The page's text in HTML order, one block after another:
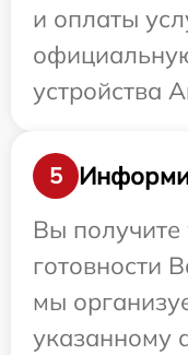
и оплаты
устройства
5
Вы
готовности
мы
указанному